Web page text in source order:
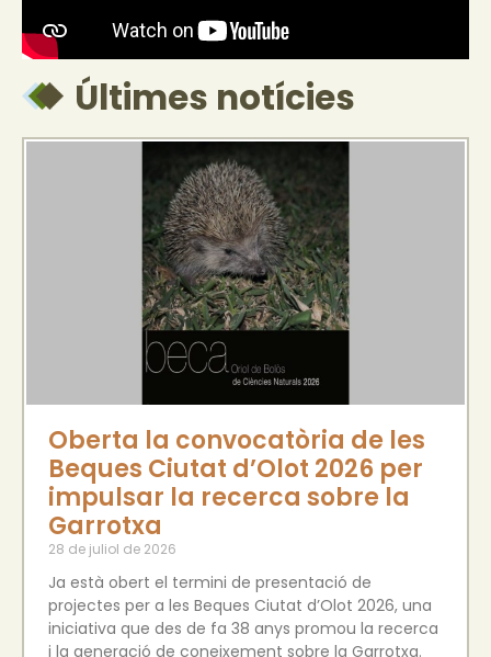
Últimes notícies
Oberta la convocatòria de les
Beques Ciutat d’Olot 2026 per
impulsar la recerca sobre la
Garrotxa
28 de juliol de 2026
Ja està obert el termini de presentació de
projectes per a les Beques Ciutat d’Olot 2026, una
iniciativa que des de fa 38 anys promou la recerca
i la generació de coneixement sobre la Garrotxa.